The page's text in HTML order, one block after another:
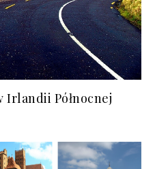
Irlandii Północnej